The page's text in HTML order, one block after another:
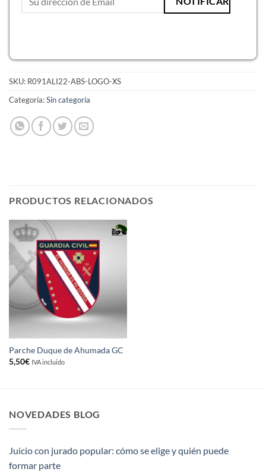
SKU: R091ALI22-ABS-LOGO-XS
Categoría:Sin categoría
PRODUCTOS RELACIONADOS
Parche Duque de Ahumada GC
5,50€ IVA incluido
NOVEDADES BLOG
Juicio con jurado popular: cómo se elige y quién puede
formar parte